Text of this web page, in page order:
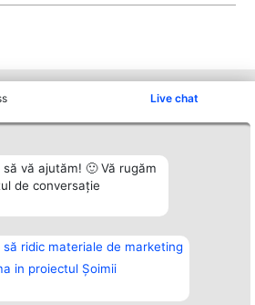
Live chat
vă ajutăm! 🙂 Vă rugăm
de conversație
ridic materiale de marketing
in proiectul Șoimii
zonă
Plebiscyt
Câștigătorii
Lista Tuturor
Reguli
Politica de
Contact
Contact